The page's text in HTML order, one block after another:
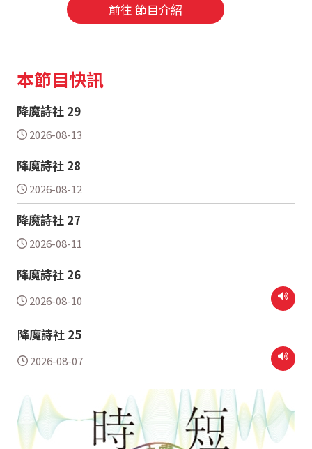
前往 節目介紹
本節目快訊
降魔詩社 29
2026-08-13
降魔詩社 28
2026-08-12
降魔詩社 27
2026-08-11
降魔詩社 26
2026-08-10
降魔詩社 25
2026-08-07